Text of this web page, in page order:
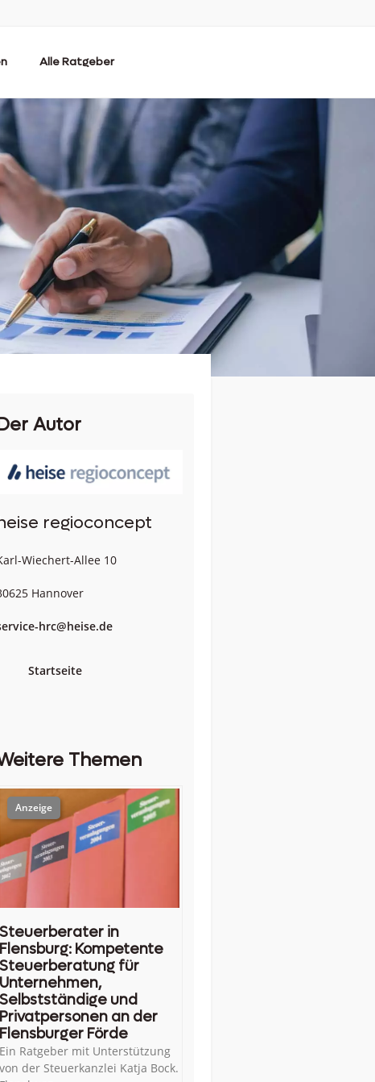
Alle Ratgeber
Autor
regioconcept
Wiechert-Allee 10
Hannover
hrc@heise.de
Startseite
Themen
Steuerberater in
Flensburg: Kompetente
Steuerberatung für
Unternehmen,
Selbstständige und
Privatpersonen an der
Flensburger Förde
Ein Ratgeber mit Unterstützung
von der Steuerkanzlei Katja Bock.